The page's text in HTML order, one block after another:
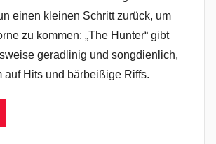
einen kleinen Schritt zurück, um
zu kommen: „The Hunter“ gibt
geradlinig und songdienlich,
auf Hits und bärbeißige Riffs.